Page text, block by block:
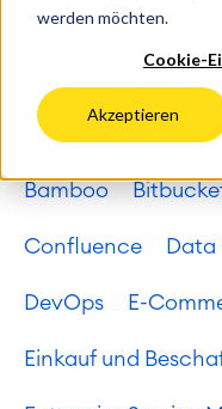
werden möchten.
Cookie-
Akzeptieren
Atlassian Cloud
Atlassian System of
Bamboo
Confluence Data
DevOps E-
Einkauf und